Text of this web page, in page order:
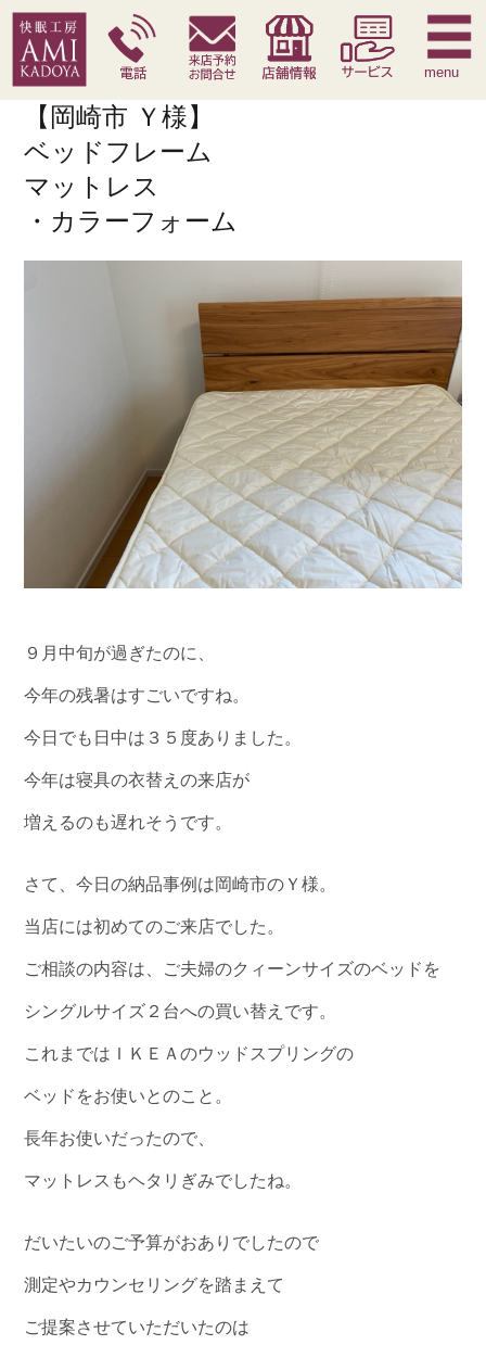
快眠枕 腰痛対策寝具 季節寝具 サービス
menu
【岡崎市 Ｙ様】
ベッドフレーム
マットレス
・カラーフォーム
９月中旬が過ぎたのに、
今年の残暑はすごいですね。
今日でも日中は３５度ありました。
今年は寝具の衣替えの来店が
増えるのも遅れそうです。
さて、今日の納品事例は岡崎市のＹ様。
当店には初めてのご来店でした。
ご相談の内容は、ご夫婦のクィーンサイズのベッドを
シングルサイズ２台への買い替えです。
これまではＩＫＥＡのウッドスプリングの
ベッドをお使いとのこと。
長年お使いだったので、
マットレスもヘタリぎみでしたね。
だいたいのご予算がおありでしたので
測定やカウンセリングを踏まえて
ご提案させていただいたのは